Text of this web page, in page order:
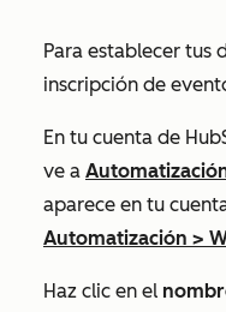
Para establecer tus
inscripción de
En tu cuenta de
ve a
aparece en tu
Automatización >
Haz clic en el